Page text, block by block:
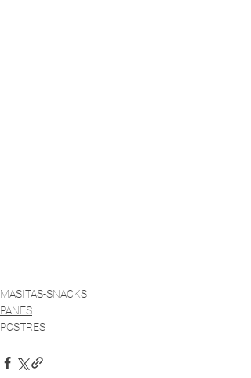
MASITAS-SNACKS
PANES
POSTRES